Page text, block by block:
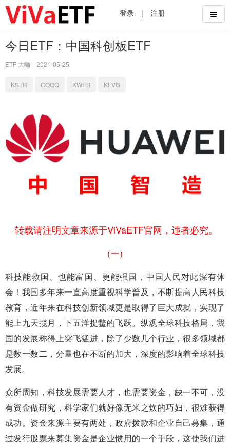
登录 | 注册
今日ETF：中国科创板ETF
ETF 大咖 2021-05-25
KSTR CQQQ KWEB KFVG
转载请注明文章来源于ViVaETF官网，违者必究。
（一）
科技能救国、也能富国、更能强国，中国人民对此深有体
会！我国多年来一直高度重视科学普及，不断提高人民科技
教育，近年来在科技创新领域更是取得了巨大成就，实现了
能上九天揽月，下五洋捉鳖的飞跃。纵观全球科技格局，我
国的发展称得上突飞猛进，除了少数几个行业，很多领域都
是数一数二，分量也在不断的加大，深度的影响着全球科技
发展。
众所周知，科技发展需要人才，也需要资金，缺一不可，没
有资金做研究，科学家们就好像无米之炊的巧妇，很难获得
成功。资金来源主要有两处，政府拨款和企业自己募集，通
过发行股票来募集资金是企业惯用的一个手段，这使我们进